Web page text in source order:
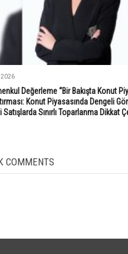
2026
Değerleme “Bir Bakışta Konut
Konut Piyasasında Dengeli
Sınırlı Toparlanma Dikkat
COMMENTS